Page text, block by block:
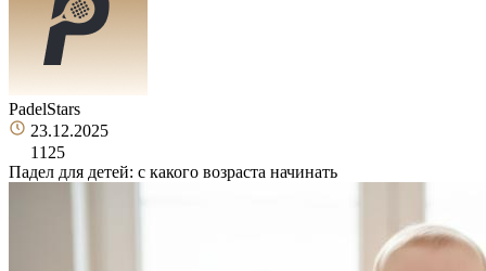
PadelStars
23.12.2025
1125
Падел для детей: с какого возраста начинать